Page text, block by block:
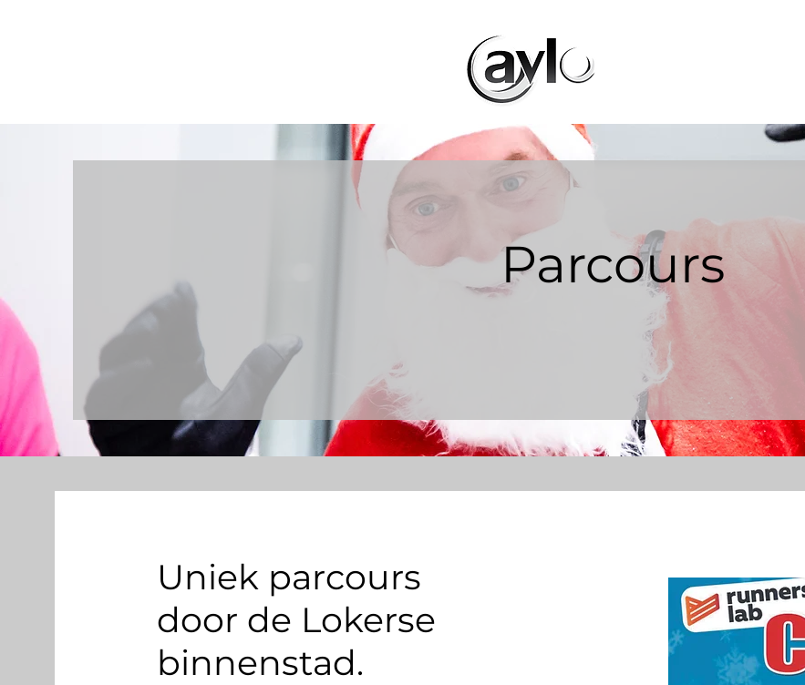
Parcours
Uniek parcours
door de Lokerse
binnenstad.